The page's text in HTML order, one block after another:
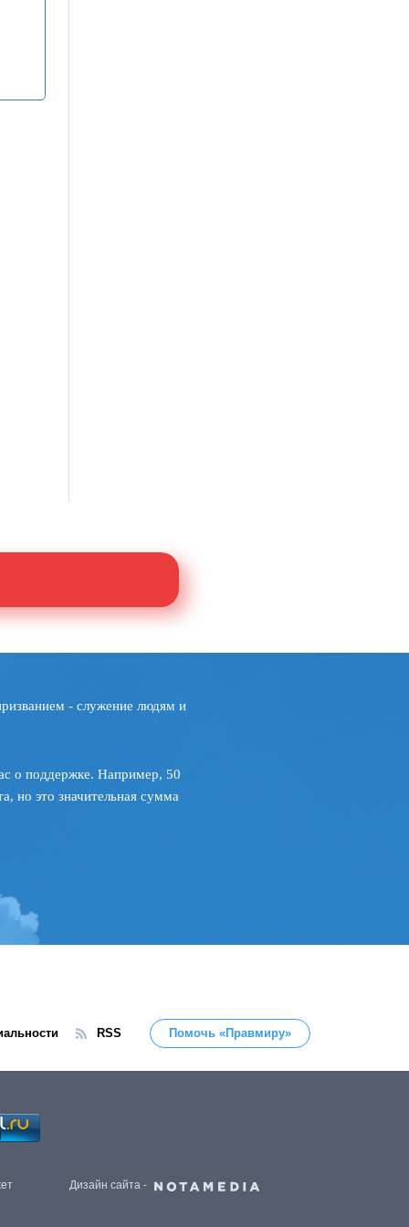
- служение людям и
о поддержке. Например, 50
но это значительная сумма
RSS Помочь «Правмиру»
Дизайн сайта -